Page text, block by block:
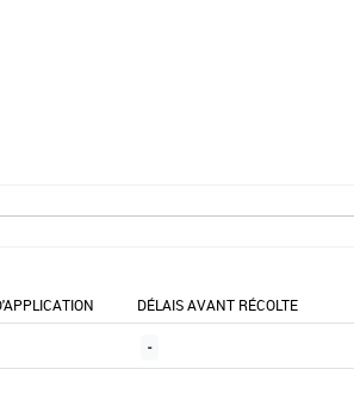
DÉLAIS AVANT RÉCOLTE
-